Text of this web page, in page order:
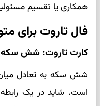
همکاری یا تقسیم
فال تاروت برای
کارت تاروت: شش سکه
شش سکه به تعادل
است. شاید در یک